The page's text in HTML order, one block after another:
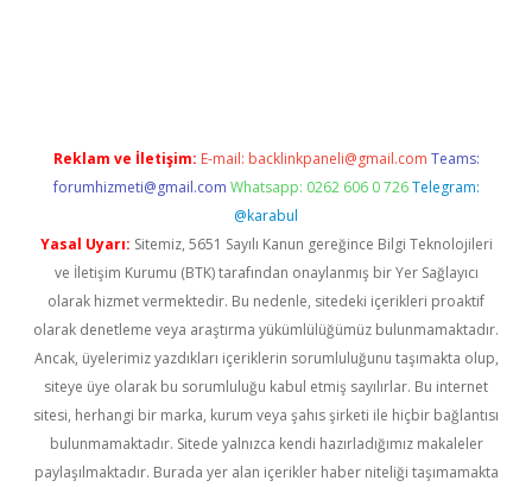
Reklam ve İletişim: E-mail: backlinkpaneli@gmail.com Teams:
forumhizmeti@gmail.com Whatsapp: 0262 606 0 726 Telegram:
@karabul
Yasal Uyarı: Sitemiz, 5651 Sayılı Kanun gereğince Bilgi Teknolojileri
ve İletişim Kurumu (BTK) tarafından onaylanmış bir Yer Sağlayıcı
olarak hizmet vermektedir. Bu nedenle, sitedeki içerikleri proaktif
olarak denetleme veya araştırma yükümlülüğümüz bulunmamaktadır.
Ancak, üyelerimiz yazdıkları içeriklerin sorumluluğunu taşımakta olup,
siteye üye olarak bu sorumluluğu kabul etmiş sayılırlar. Bu internet
sitesi, herhangi bir marka, kurum veya şahıs şirketi ile hiçbir bağlantısı
bulunmamaktadır. Sitede yalnızca kendi hazırladığımız makaleler
paylaşılmaktadır. Burada yer alan içerikler haber niteliği taşımamakta